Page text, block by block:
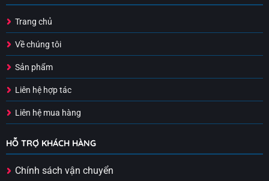
Trang chủ
Về chúng tôi
Sản phẩm
Liên hệ hợp tác
Liên hệ mua hàng
HỖ TRỢ KHÁCH HÀNG
Chính sách vận chuyển